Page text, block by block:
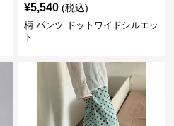
¥5,540 (税込)
柄 パンツ ドットワイドシルエッ
ト